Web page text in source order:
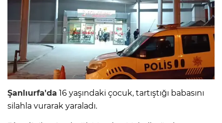
Şanlıurfa'da 16 yaşındaki çocuk, tartıştığı babasını
silahla vurarak yaraladı.